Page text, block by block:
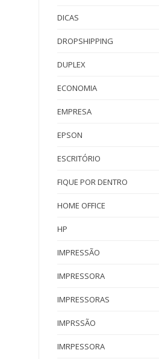
DICAS
DROPSHIPPING
DUPLEX
ECONOMIA
EMPRESA
EPSON
ESCRITÓRIO
FIQUE POR DENTRO
HOME OFFICE
HP
IMPRESSÃO
IMPRESSORA
IMPRESSORAS
IMPRSSÃO
IMRPESSORA